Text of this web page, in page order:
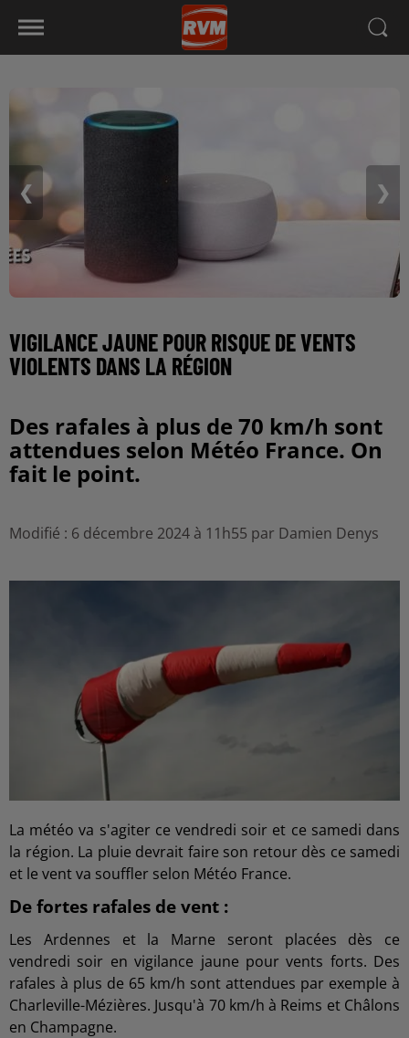
❮ ❯
VIGILANCE JAUNE POUR RISQUE DE VENTS
VIOLENTS DANS LA RÉGION
Des rafales à plus de 70 km/h sont
attendues selon Météo France. On
fait le point.
Modifié : 6 décembre 2024 à 11h55 par Damien Denys
La météo va s'agiter ce vendredi soir et ce samedi dans
la région. La pluie devrait faire son retour dès ce samedi
et le vent va souffler selon Météo France.
De fortes rafales de vent :
Les Ardennes et la Marne seront placées dès ce
vendredi soir en vigilance jaune pour vents forts. Des
rafales à plus de 65 km/h sont attendues par exemple à
Charleville-Mézières. Jusqu'à 70 km/h à Reims et Châlons
en Champagne.